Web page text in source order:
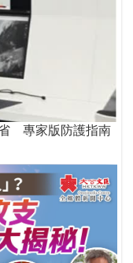
省 專家版防護指南